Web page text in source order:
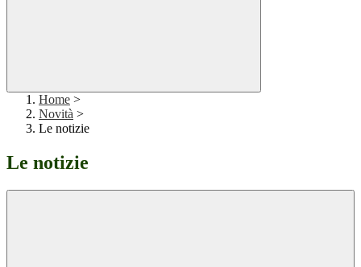
Home >
Novità >
Le notizie
Le notizie